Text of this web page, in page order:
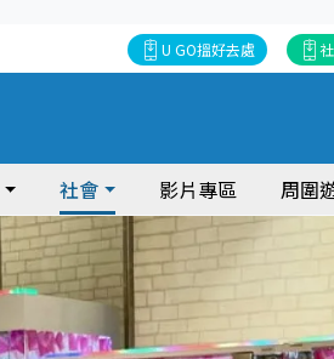
U GO搵好去處
社會 影片專區 周圍